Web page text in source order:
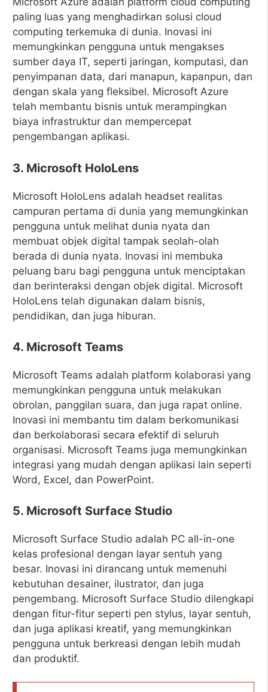
paling luas yang menghadirkan solusi cloud
computing terkemuka di dunia. Inovasi ini
memungkinkan pengguna untuk mengakses
sumber daya IT, seperti jaringan, komputasi, dan
penyimpanan data, dari manapun, kapanpun, dan
dengan skala yang fleksibel. Microsoft Azure
telah membantu bisnis untuk merampingkan
biaya infrastruktur dan mempercepat
pengembangan aplikasi.
3. Microsoft HoloLens
Microsoft HoloLens adalah headset realitas
campuran pertama di dunia yang memungkinkan
pengguna untuk melihat dunia nyata dan
membuat objek digital tampak seolah-olah
berada di dunia nyata. Inovasi ini membuka
peluang baru bagi pengguna untuk menciptakan
dan berinteraksi dengan objek digital. Microsoft
HoloLens telah digunakan dalam bisnis,
pendidikan, dan juga hiburan.
4. Microsoft Teams
Microsoft Teams adalah platform kolaborasi yang
memungkinkan pengguna untuk melakukan
obrolan, panggilan suara, dan juga rapat online.
Inovasi ini membantu tim dalam berkomunikasi
dan berkolaborasi secara efektif di seluruh
organisasi. Microsoft Teams juga memungkinkan
integrasi yang mudah dengan aplikasi lain seperti
Word, Excel, dan PowerPoint.
5. Microsoft Surface Studio
Microsoft Surface Studio adalah PC all-in-one
kelas profesional dengan layar sentuh yang
besar. Inovasi ini dirancang untuk memenuhi
kebutuhan desainer, ilustrator, dan juga
pengembang. Microsoft Surface Studio dilengkapi
dengan fitur-fitur seperti pen stylus, layar sentuh,
dan juga aplikasi kreatif, yang memungkinkan
pengguna untuk berkreasi dengan lebih mudah
dan produktif.